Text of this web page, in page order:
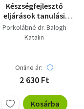
Készségfejlesztő
eljárások tanulási
zavarral küzdő
kisiskolásoknak -
Porkolábné dr. Balogh
Katalin
Online ár:
2 630 Ft
Kosárba